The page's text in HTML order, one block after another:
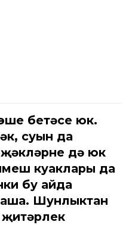
бетәсе юк.
суын да
дә юк
куаклары да
бу айда
Шунлыктан
җитәрлек